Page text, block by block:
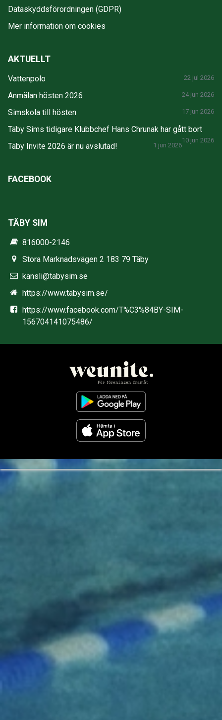
Dataskyddsförordningen (GDPR)
Mer information om cookies
AKTUELLT
Vattenpolo 22 jul 2026
Anmälan hösten 2026 24 jun 2026
Simskola till hösten 17 jun 2026
Täby Sims tidigare Klubbchef Hans Chrunak har gått bort
10 jun 2026
Täby Invite 2026 är nu avslutad! 1 jun 2026
FACEBOOK
TÄBY SIM
816000-2146
Stora Marknadsvägen 2 183 79 Täby
kansli@tabysim.se
https://www.tabysim.se/
https://www.facebook.com/T%C3%84BY-SIM-
156704141075486/